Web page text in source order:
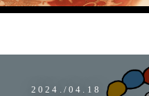
2024./04.18